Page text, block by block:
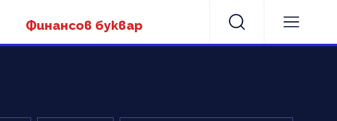
Финансов буквар